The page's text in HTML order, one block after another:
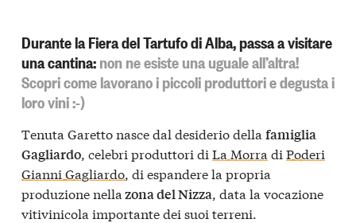
Durante la Fiera del Tartufo di Alba, passa a visitare
una cantina:non ne esiste una uguale all’altra!
Scopri come lavorano i piccoli produttori e degusta i
loro vini :-)
Tenuta Garetto nasce dal desiderio della famiglia
Gagliardo, celebri produttori di La Morra di Poderi
Gianni Gagliardo, di espandere la propria
produzione nella zona del Nizza, data la vocazione
vitivinicola importante dei suoi terreni.